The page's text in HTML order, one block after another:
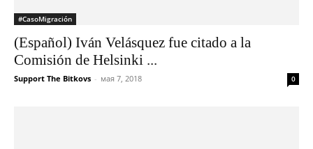
#CasoMigración
(Español) Iván Velásquez fue citado a la
Comisión de Helsinki ...
Support The Bitkovs - мая 7, 2018 0